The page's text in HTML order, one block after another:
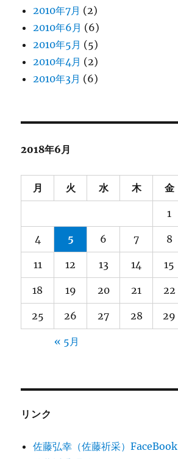
2010年7月 (2)
2010年6月 (6)
2010年5月 (5)
2010年4月 (2)
2010年3月 (6)
2018年6月
月 火 水 木 金
1
4 5 6 7 8
11 12 13 14 15
18 19 20 21 22
25 26 27 28 29
« 5月
リンク
佐藤弘幸（佐藤祈采）FaceBook